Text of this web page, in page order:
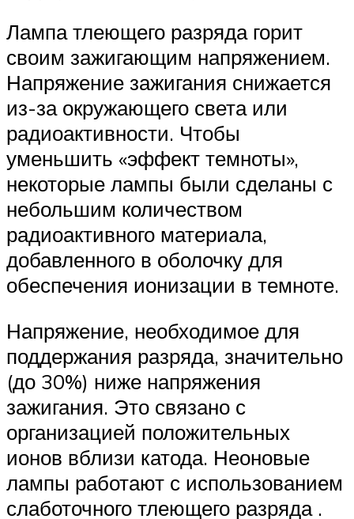
Лампа тлеющего разряда горит
своим зажигающим напряжением.
Напряжение зажигания снижается
из-за окружающего света или
радиоактивности. Чтобы
уменьшить «эффект темноты»,
некоторые лампы были сделаны с
небольшим количеством
радиоактивного материала,
добавленного в оболочку для
обеспечения ионизации в темноте.
Напряжение, необходимое для
поддержания разряда, значительно
(до 30%) ниже напряжения
зажигания. Это связано с
организацией положительных
ионов вблизи катода. Неоновые
лампы работают с использованием
слаботочного тлеющего разряда .